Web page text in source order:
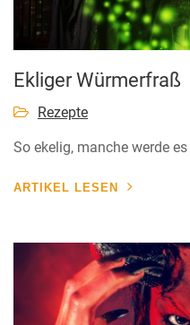
Ekliger Würmerfraß
Rezepte
So ekelig, manche werde
ARTIKEL LESEN